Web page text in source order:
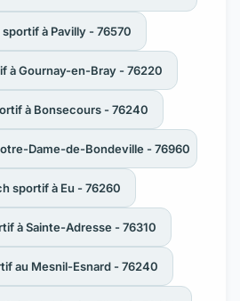
à Pavilly - 76570
à Gournay-en-Bray - 76220
à Bonsecours - 76240
Dame-de-Bondeville - 76960
sportif à Eu - 76260
à Sainte-Adresse - 76310
au Mesnil-Esnard - 76240